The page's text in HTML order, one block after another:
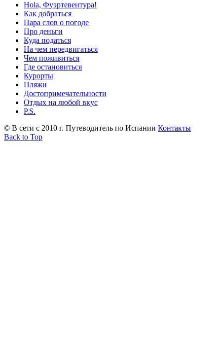
Hola, Фуэртевентура!
Как добраться
Пара слов о погоде
Про деньги
Куда податься
На чем передвигаться
Чем поживиться
Где остановиться
Курорты
Пляжи
Достопримечательности
Отдых на любой вкус
P.S.
© В сети с 2010 г. Путеводитель по Испании Контакты
Back to Top